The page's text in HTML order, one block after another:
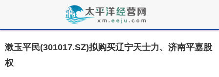
漱玉平民(301017.SZ)拟购买辽宁天士力、济南平嘉股
权